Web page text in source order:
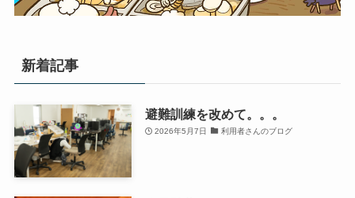
新着記事
避難訓練を改めて。。。
2026年5月7日 利用者さんのブログ